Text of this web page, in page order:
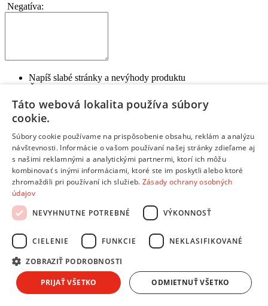
Negatíva:
Napíš slabé stránky a nevýhody produktu
Každý bod napíš na nový riadok
Ak si s výrobkom 100% spokojný, toto políčko nevypĺňaj
Prečo?
Aký je tvoj celkový pocit z používania produktu?
Na čo je potrebné pri kúpe myslieť?
Pre akého zákazníka je tento produkt vhodný?
Odoslať hodnotenie
Ďakujeme, tvoje hodnotenie bolo odoslané.
Táto webová lokalita používa súbory
cookie.
Súbory cookie používame na prispôsobenie obsahu, reklám a analýzu
návštevnosti. Informácie o vašom používaní našej stránky zdieľame aj
s našimi reklamnými a analytickými partnermi, ktorí ich môžu
kombinovať s inými informáciami, ktoré ste im poskytli alebo ktoré
zhromaždili pri používaní ich služieb. Zásady ochrany osobných
údajov
NEVYHNUTNE POTREBNÉ
VÝKONNOSŤ
CIELENIE FUNKCIE NEKLASIFIKOVANÉ
ZOBRAZIŤ PODROBNOSTI
PRIJAŤ VŠETKO ODMIETNUŤ VŠETKO